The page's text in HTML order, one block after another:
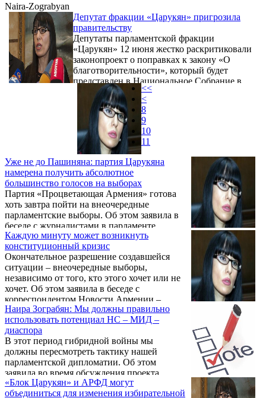
Naira-Zograbyan
Депутат фракции «Царукян» пригрозила
правительству
Депутаты парламентской фракции
«Царукян» 12 июня жестко раскритиковали
законопроект о поправках к закону «О
благотворительности», который будет
представлен в Национальное Собрание в
ближайшее время. Депутаты в частности
заявили, что данный законопроект
направлен против главы их блока Гагика
Царукяна.
Уже не до Пашиняна: партия Царукяна
намерена получить абсолютное
большинство голосов на выборах
Партия «Процветающая Армения» готова
хоть завтра пойти на внеочередные
парламентские выборы. Об этом заявила в
беседе с журналистами в парламенте
Армении 23 мая депутат от блока
«Царукян» Наира Зограбян.
Каждую минуту может возникнуть
конституционный кризис
Окончательное разрешение создавшейся
ситуации – внеочередные выборы,
независимо от того, кто этого хочет или не
хочет. Об этом заявила в беседе с
корреспондентом Новости Армении –
NEWS.am депутат от блока «Царукян»
Наира Зограбян.
Наира Зограбян: Мы должны правильно
использовать потенциал НС – МИД –
диаспора
В этот период гибридной войны мы
должны пересмотреть тактику нашей
парламентской дипломатии. Об этом
заявила во время обсуждения проекта
заявления Национального Собрания «В
связи с 30-летием сумгаитского
«Блок Царукян» и АРФД могут
объединиться для изменения избирательной
<<
<
8
9
10
11